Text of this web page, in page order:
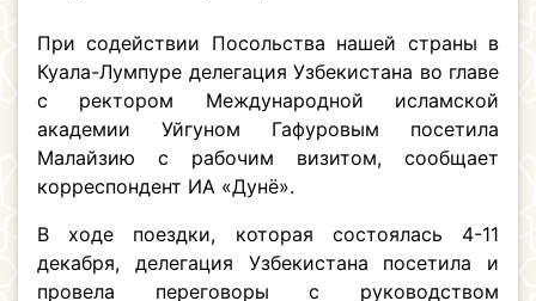
При содействии Посольства нашей страны в
Куала-Лумпуре делегация Узбекистана во главе
с ректором Международной исламской
академии Уйгуном Гафуровым посетила
Малайзию с рабочим визитом, сообщает
корреспондент ИА «Дунё».
В ходе поездки, которая состоялась 4-11
декабря, делегация Узбекистана посетила и
провела переговоры с руководством